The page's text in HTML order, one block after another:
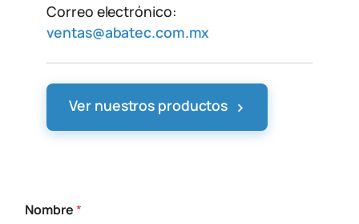
Correo electrónico:
ventas@abatec.com.mx
Ver nuestros productos ›
Nombre*